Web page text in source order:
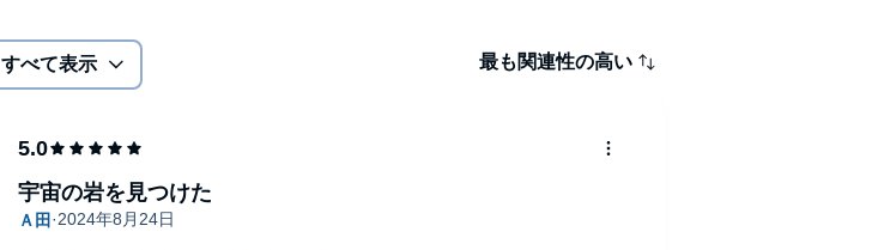
すべて表示 最も関連性の高い
宇宙の岩を見つけた